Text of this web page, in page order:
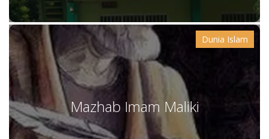
Dunia Islam
Mazhab Imam Maliki